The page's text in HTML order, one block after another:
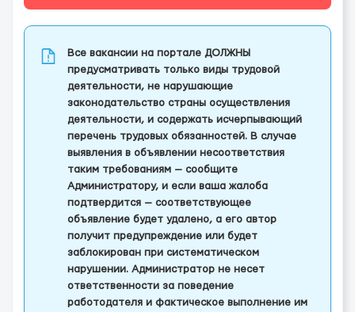
Все вакансии на портале ДОЛЖНЫ
предусматривать только виды трудовой
деятельности, не нарушающие
законодательство страны осуществления
деятельности, и содержать исчерпывающий
перечень трудовых обязанностей. В случае
выявления в объявлении несоответствия
таким требованиям — сообщите
Администратору, и если ваша жалоба
подтвердится — соответствующее
объявление будет удалено, а его автор
получит предупреждение или будет
заблокирован при систематическом
нарушении. Администратор не несет
ответственности за поведение
работодателя и фактическое выполнение им